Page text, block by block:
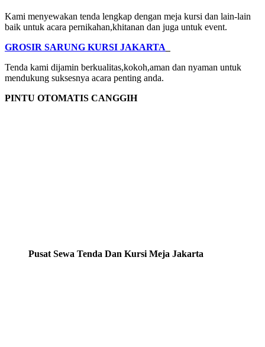
Kami menyewakan tenda lengkap dengan meja kursi dan lain-lain
baik untuk acara pernikahan,khitanan dan juga untuk event.
GROSIR SARUNG KURSI JAKARTA
Tenda kami dijamin berkualitas,kokoh,aman dan nyaman untuk
mendukung suksesnya acara penting anda.
PINTU OTOMATIS CANGGIH
Pusat Sewa Tenda Dan Kursi Meja Jakarta